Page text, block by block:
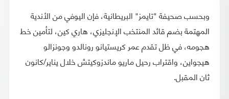
وبحسب صحيفة "تايمز" البريطانية، فإن اليوفي من الأندية
المهتمة بضم قائد المنتخب الإنجليزي، هاري كين، لتأمين خط
هجومه، في ظل تقدم عمر كريستيانو رونالدو وجونزالو
هيجواين، واقتراب رحيل ماريو ماندزوكيتش خلال يناير/كانون
ثان المقبل.